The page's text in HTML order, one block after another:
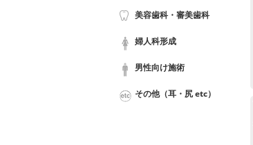
美容歯科・審美歯科
婦人科形成
男性向け施術
その他（耳・尻 etc）